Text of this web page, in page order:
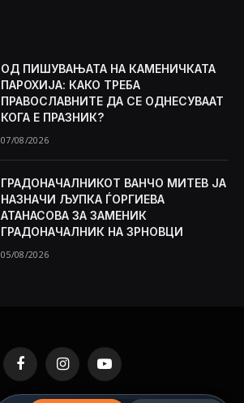
ОД ПИШУВАЊАТА НА КАМЕНИЧКАТА
ПАРОХИЈА: КАКО ТРЕБА
ПРАВОСЛАВНИТЕ ДА СЕ ОДНЕСУВААТ
КОГА Е ПРАЗНИК?
07/08/2026
ГРАДОНАЧАЛНИКОТ ВАНЧО МИТЕВ ЈА
НАЗНАЧИ ЉУПКА ЃОРГИЕВА
АТАНАСОВА ЗА ЗАМЕНИК
ГРАДОНАЧАЛНИК НА ЗРНОВЦИ
05/08/2026
FacebookInstagramYouTube